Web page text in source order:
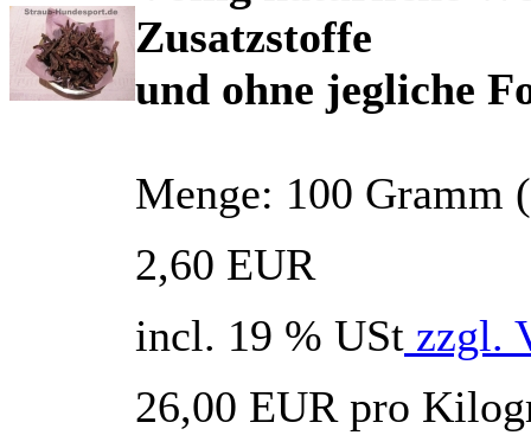
Zusatzstoffe
und ohne jegliche
Menge: 100 Gramm
2,60 EUR
incl. 19 % USt zzgl.
26,00 EUR pro